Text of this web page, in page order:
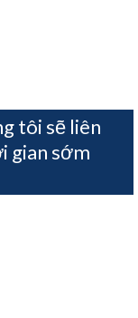
tôi sẽ liên
gian sớm